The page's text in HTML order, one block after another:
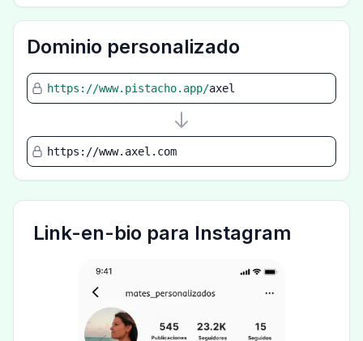
Dominio personalizado
https://www.pistacho.app/axel
https://www.axel.com
Link-en-bio para Instagram